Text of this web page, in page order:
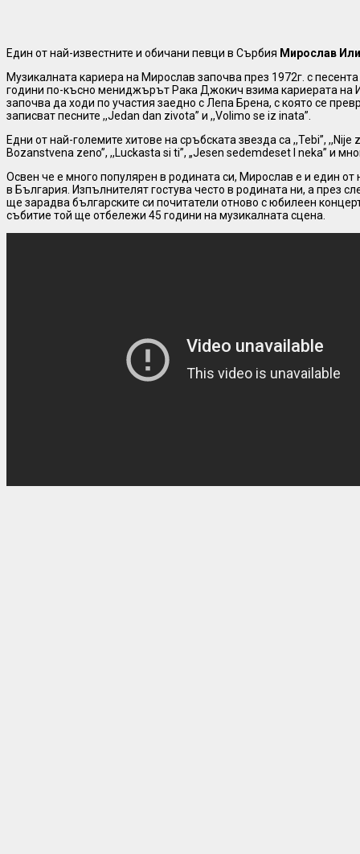
Един от най-известните и обичани певци в Сърбия Мирослав
Музикалната кариера на Мирослав започва през 1972г. с
години по-късно мениджърът Рака Джокич взима кариерата на
започва да ходи по участия заедно с Лепа Брена, с която се
записват песните ,,Jedan dan zivota” и ,,Volimo se iz inata”.
Едни от най-големите хитове на сръбската звезда са ,,Tebi”, ,,Nije
Bozanstvena zeno”, ,,Luckasta si ti”, „Jesen sedemdeset I neka” и
Освен че е много популярен в родината си, Мирослав е и един
в България. Изпълнителят гостува често в родината ни, а през
ще зарадва българските си почитатели отново с юбилеен
събитие той ще отбележи 45 години на музикалната сцена.